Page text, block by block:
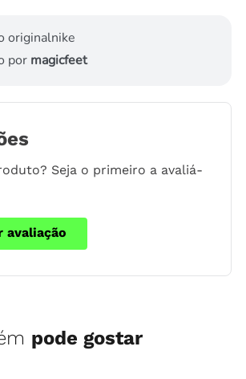
originalnike
por magicfeet
Seja o primeiro a avaliá-
avaliação
pode gostar